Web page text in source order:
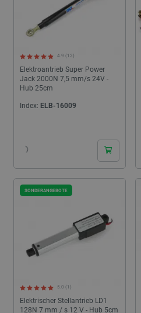
Elektroantrieb Super Power
Jack 2000N 7,5 mm/s 24V -
Hub 25cm
4.9 (12)
Index: ELB-16009
Elektrischer Stellantrieb LD1
128N 7 mm / s 12 V - Hub 5cm
5.0 (1)
SONDERANGEBOTE